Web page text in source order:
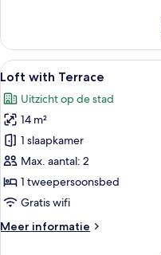
Deluxe
Alle
foto's
voor
Loft
with
Terrace
laden
5
Loft with Terrace
Uitzicht op de stad
14 m²
1 slaapkamer
Max. aantal: 2
1 tweepersoonsbed
Gratis wifi
Meer informatie
Meer